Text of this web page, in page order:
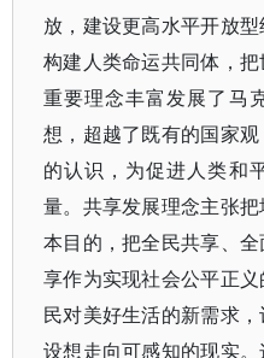
放，建设更高水平开放
构建人类命运共同体，
重要理念丰富发展了马
想，超越了既有的国家
的认识，为促进人类和
量。共享发展理念主张
本目的，把全民共享、
享作为实现社会公平正
民对美好生活的新需求
设想走向可感知的现实